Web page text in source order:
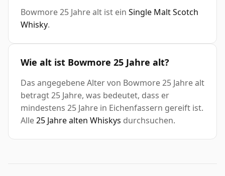
Bowmore 25 Jahre alt ist ein Single Malt Scotch
Whisky.
Wie alt ist Bowmore 25 Jahre alt?
Das angegebene Alter von Bowmore 25 Jahre alt
betragt 25 Jahre, was bedeutet, dass er
mindestens 25 Jahre in Eichenfassern gereift ist.
Alle25 Jahre alten Whiskys durchsuchen.